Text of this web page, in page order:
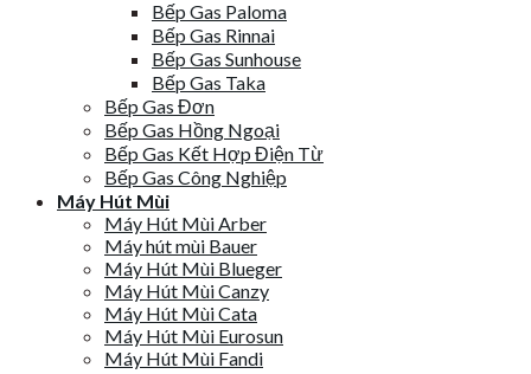
Bếp Gas Paloma
Bếp Gas Rinnai
Bếp Gas Sunhouse
Bếp Gas Taka
Bếp Gas Đơn
Bếp Gas Hồng Ngoại
Bếp Gas Kết Hợp Điện Từ
Bếp Gas Công Nghiệp
Máy Hút Mùi
Máy Hút Mùi Arber
Máy hút mùi Bauer
Máy Hút Mùi Blueger
Máy Hút Mùi Canzy
Máy Hút Mùi Cata
Máy Hút Mùi Eurosun
Máy Hút Mùi Fandi